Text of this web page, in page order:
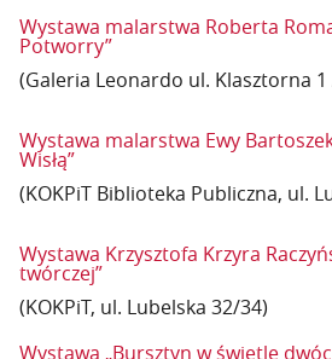
Wystawa malarstwa Roberta
Potworry”
(Galeria Leonardo ul. Klasztorna 1
Wystawa malarstwa Ewy
Wisłą”
(KOKPiT Biblioteka Publiczna, ul.
Wystawa Krzysztofa Krzyra
twórczej”
(KOKPiT, ul. Lubelska 32/34)
Wystawa „Bursztyn w świetle